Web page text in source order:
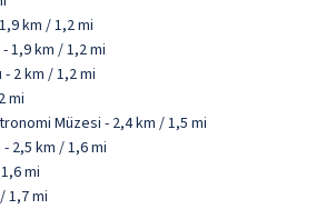
km / 1,2 mi
1,9 km / 1,2 mi
- 2 km / 1,2 mi
mi
Müzesi - 2,4 km / 1,5 mi
2,5 km / 1,6 mi
mi
1,7 mi